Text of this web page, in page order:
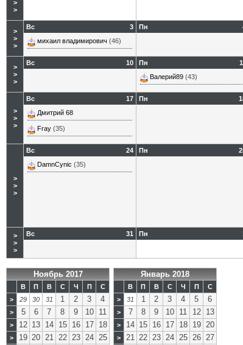
>
>
>
>
>
3
Вс
михаил владимирович (46)
Пн
>
>
>
10
Вс
Пн
Валерий89 (43)
>
>
>
17
Вс
Дмитрий 68
Fray (35)
Пн
>
>
>
24
Вс
DamnCynic (35)
Пн
>
>
>
31
Вс Пн
Ноябрь 2017
В П В С Ч П
С
>
29 30 31 1 2 3 4
> 5 6 7 8 9 10 11
> 12 13 14 15 16 17 18
> 19 20 21 22 23 24 25
Январь 2018
В П В С Ч П
С
>
31 1 2 3 4 5 6
> 7 8 9 10 11 12 13
> 14 15 16 17 18 19 20
> 21 22 23 24 25 26 27